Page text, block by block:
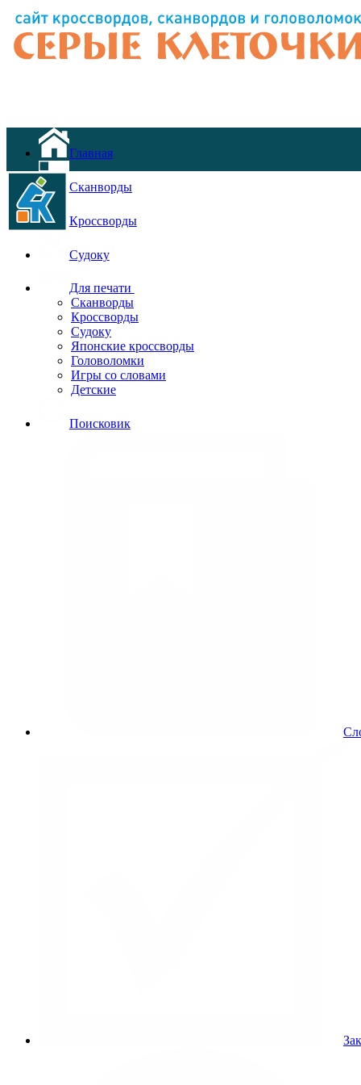
Главная
Сканворды
Кроссворды
Судоку
Для печати
Сканворды
Кроссворды
Судоку
Японские кроссворды
Головоломки
Игры со словами
Детские
Поисковик